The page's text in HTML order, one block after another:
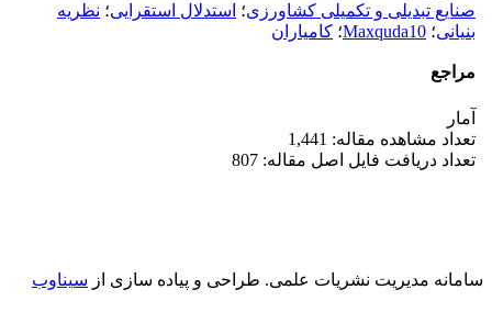
صنایع تبدیلی و تکمیلی کشاورزی؛ استدلال استقرایی؛ نظریه
بنیانی؛ Maxquda10؛ کامیاران
مراجع
آمار
تعداد مشاهده مقاله: 1,441
تعداد دریافت فایل اصل مقاله: 807
سامانه مدیریت نشریات علمی. طراحی و پیاده سازی از سیناوب